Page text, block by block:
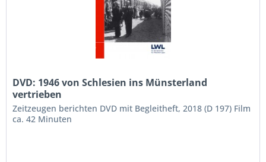
DVD: 1946 von Schlesien ins Münsterland
vertrieben
Zeitzeugen berichten DVD mit Begleitheft, 2018 (D 197) Film
ca. 42 Minuten